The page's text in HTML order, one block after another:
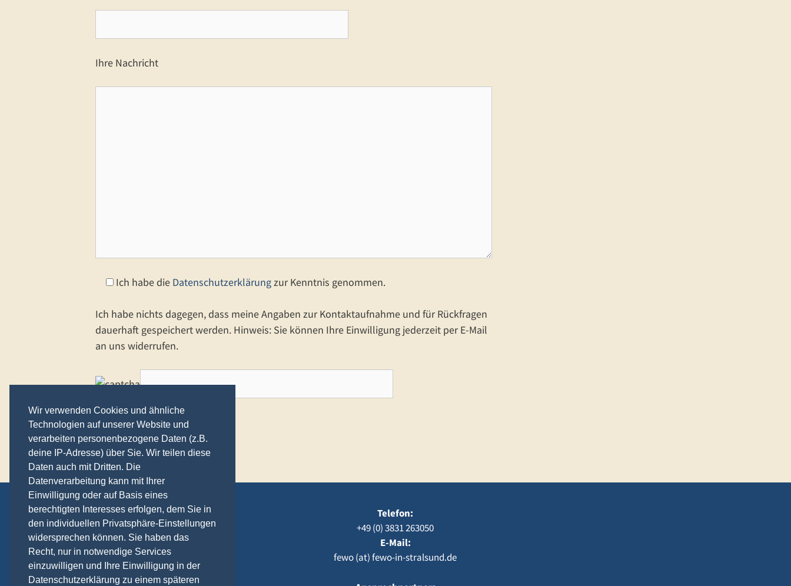
Ihre Nachricht
Ich habe die Datenschutzerklärungzur Kenntnis genommen.
Ich habe nichts dagegen, dass meine Angaben zur Kontaktaufnahme und für Rückfragen
dauerhaft gespeichert werden. Hinweis: Sie können Ihre Einwilligung jederzeit per E-Mail
an uns widerrufen.
Kontakt
Anreise
Datenschutzerklärung
Impressum
Telefon:
+49 (0) 3831 263050
E-Mail:
fewo (at) fewo-in-stralsund.de
Wir verwenden Cookies und ähnliche
Technologien auf unserer Website und
verarbeiten personenbezogene Daten (z.B.
deine IP-Adresse) über Sie. Wir teilen diese
Daten auch mit Dritten. Die
Datenverarbeitung kann mit Ihrer
Einwilligung oder auf Basis eines
berechtigten Interesses erfolgen, dem Sie in
den individuellen Privatsphäre-Einstellungen
widersprechen können. Sie haben das
Recht, nur in notwendige Services
einzuwilligen und Ihre Einwilligung in der
Datenschutzerklärung zu einem späteren